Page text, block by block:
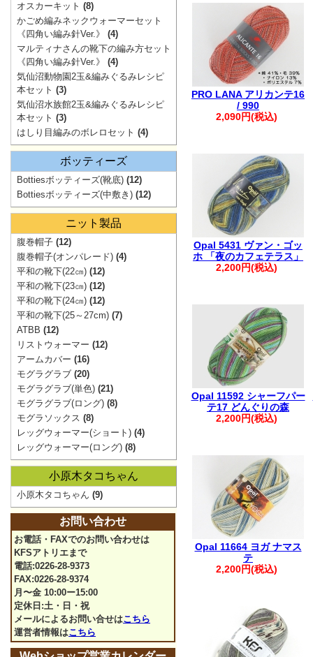
・お振込みで
ご注文も1件
・自動返信メ
ご連絡くださ
※※弊社からの
入りますが、
。.。:+* ゜ ゜
PRO LANA アリカンテ16
/ 990
2,090円(税込)
Opal 5431 ヴァン・ゴッ
ホ 「夜のカフェテラス」
2,200円(税込)
Opal 11592 シャーフパー
テ17 どんぐりの森
2,200円(税込)
Opal 11664 ヨガ ナマス
テ
2,200円(税込)
オスカーキット (8)
かごめ編みネックウォーマーセット
《四角い編み針Ver.》
(4)
マルティナさんの靴下の編み方セット
《四角い編み針Ver.》
(4)
気仙沼動物園2玉&編みぐるみレシピ
本セット (3)
気仙沼水族館2玉&編みぐるみレシピ
本セット (3)
はしり目編みのボレロセット (4)
ボッティーズ
Bottiesボッティーズ(靴底) (12)
Bottiesボッティーズ(中敷き) (12)
ニット製品
腹巻帽子 (12)
腹巻帽子(オンパレード) (4)
平和の靴下(22㎝) (12)
平和の靴下(23㎝) (12)
平和の靴下(24㎝) (12)
平和の靴下(25～27cm) (7)
ATBB (12)
リストウォーマー (12)
アームカバー (16)
モグラグラブ (20)
モグラグラブ(単色) (21)
モグラグラブ(ロング) (8)
モグラソックス (8)
レッグウォーマー(ショート) (4)
レッグウォーマー(ロング) (8)
小原木タコちゃん
小原木タコちゃん (9)
お問い合わせ
お電話・FAXでのお問い合わせは
KFSアトリエまで
電話:0226-28-9373
FAX:0226-28-9374
月〜金 10:00ー15:00
定休日:土・日・祝
メールによるお問い合せはこちら
運営者情報はこちら